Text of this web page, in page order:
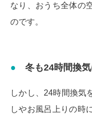
なり、おうち全体の
のです。
冬も24時間換
しかし、24時間換気
しやお風呂上りの時